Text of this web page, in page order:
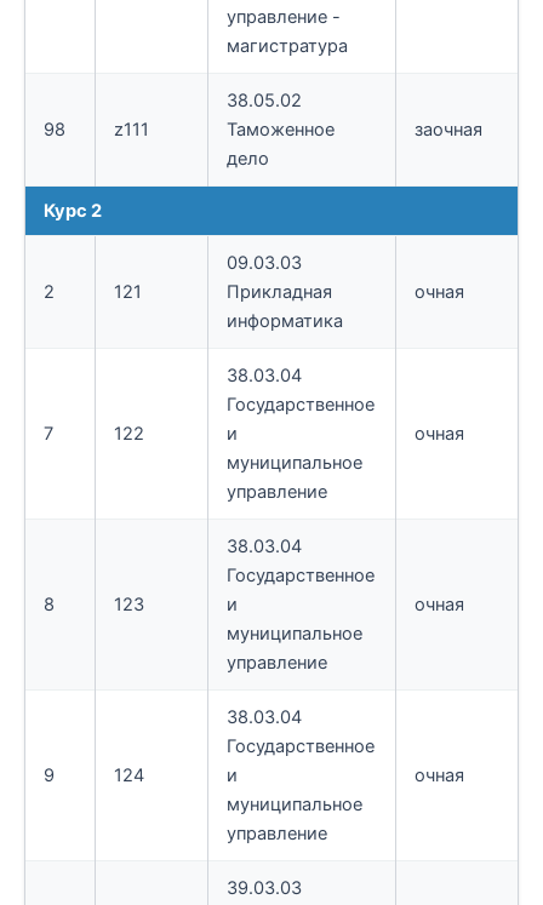
управление -
магистратура
98 z111
38.05.02
Таможенное
дело
заочная
Курс 2
2 121
09.03.03
Прикладная
информатика
очная
7 122
38.03.04
Государственное
и
муниципальное
управление
очная
8 123
38.03.04
Государственное
и
муниципальное
управление
очная
9 124
38.03.04
Государственное
и
муниципальное
управление
очная
39.03.03